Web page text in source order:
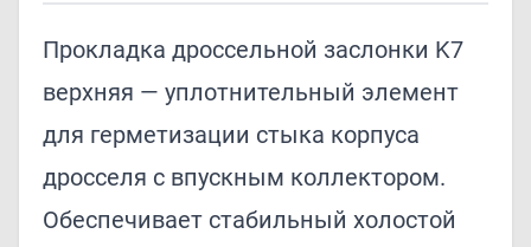
Прокладка дроссельной заслонки K7
верхняя — уплотнительный элемент
для герметизации стыка корпуса
дросселя с впускным коллектором.
Обеспечивает стабильный холостой